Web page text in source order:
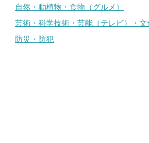
自然・動植物・食物（グルメ）
芸術・科学技術・芸能（テレビ）・文
防災・防犯